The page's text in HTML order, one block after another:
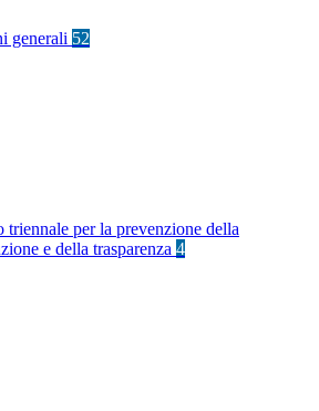
generali 52
triennale per la prevenzione della
e della trasparenza 4